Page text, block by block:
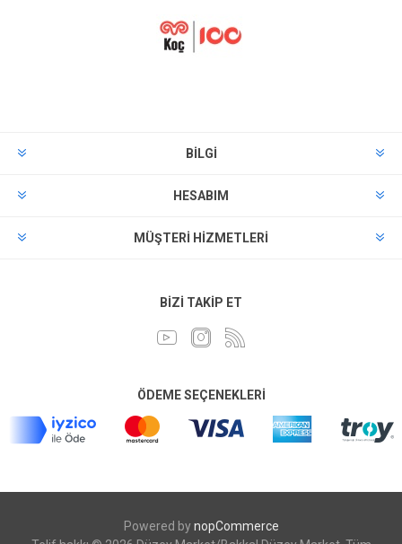
BILGI
HESABIM
MÜŞTERI HIZMETLERI
BIZI TAKIP ET
ÖDEME SEÇENEKLERI
Powered bynopCommerce